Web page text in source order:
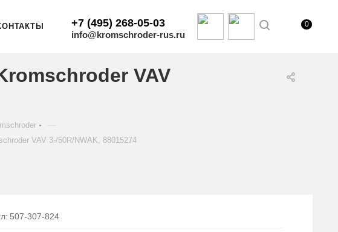
+7 (495) 268-05-03
info@kromschroder-rus.ru
0
VAV
VAV 3-/50R/NWAK, 88015274
507-307-824